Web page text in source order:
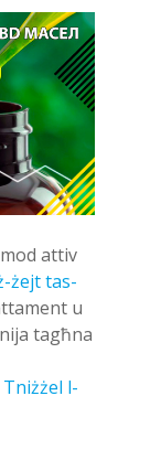
attiv
żejt tas-
u
tagħna
Tniżżel l-